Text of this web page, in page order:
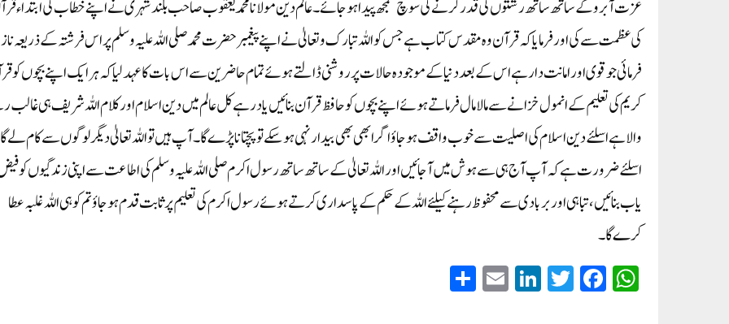
عزت آبرو کے ساتھ ساتھ رشتوں کی قدر کر نے کی سو چ سمجھ پیدا ہو جائے۔ عالم دین مولانا محمد یعقوب صاحب بلند شہری نے اپنے خطاب کی ابتداء
کی عظمت سے کی اور فرمایا کہ قرآن وہ مقدس کتاب ہے جس کو اللہ تبارک و تعالیٰ نے اپنے پیغمبر حضرت محمد صلی اللہ علیہ وسلم پر اس فرشتہ کے ذریعہ
فرمائی جو قوی اور امانت دار ہے اس کے بعد دنیا کے موجودہ حالات پر روشنی ڈالتے ہوئے تمام حاضرین سے اس بات کا عہد لیاکہ ہر ایک اپنے بچوں کو
کریم کی تعلیم کے انمول خزانے سے مالا مال فر ما تے ہوئے اپنے بچوں کو حافظ قرآن بنائیں یاد رہے کل عالم میں دین اسلام اور کلام اللہ شریف ہی غالب
والا ہے اسلئے دین اسلام کی اصلیت سے خوب واقف ہو جاؤ اگر ابھی بھی بیدار نہی ہو سکے تو پچتا نا پڑے گا۔ آپ ہیں تو اللہ تعالیٰ دیگر لوگوں سے کام لے
اسلئے ضرورت ہے کہ آپ آج ہی سے ہوش میں آ جائیں اور اللہ تعالیٰ کے ساتھ ساتھ رسول اکرم صلی اللہ علیہ وسلم کی اطاعت سے اپنی زندگیوں کو
یاب بنائیں، تباہی اور بربادی سے محفوظ رہنے کیلئے اللہ کے حکم کے پاسداری کرتے ہوئے رسول اکرم کی تعلیم پر ثابت قدم ہو جاؤ تم کو ہی اللہ غلبہ عطا
کرے گا۔
W
ha
Fa
ce
T
wi
Li
nk
E
m